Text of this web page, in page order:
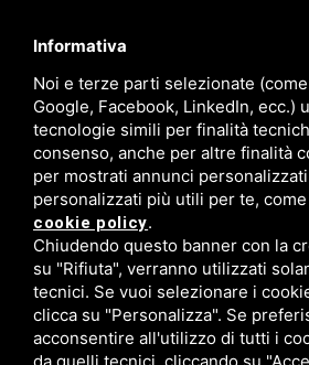
FISM Newsletter
Compila il modulo e resta aggiornato!
Informativa
Noi e terze parti selezionate
Google, Facebook, LinkedIn, ecc.)
tecnologie simili per finalità
consenso, anche per altre finalità
per mostrati annunci
personalizzati più utili per te,
cookie policy.
Chiudendo questo banner con la
su "Rifiuta", verranno utilizzati
tecnici. Se vuoi selezionare i
clicca su "Personalizza". Se
acconsentire all'utilizzo di tutti i